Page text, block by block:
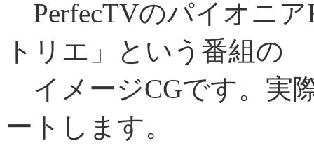
PerfecTVのパイオニ
トリエ」という番組の
イメージCGです。実
ートします。